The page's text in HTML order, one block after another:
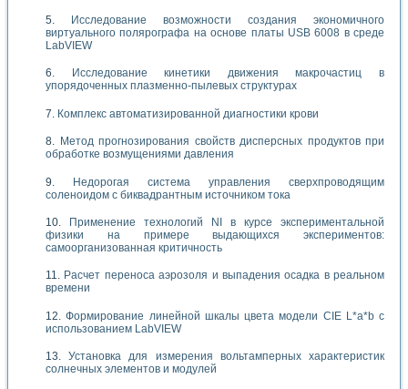
Исследование возможности создания экономичного
виртуального полярографа на основе платы USB 6008 в среде
LabVIEW
Исследование кинетики движения макрочастиц в
упорядоченных плазменно-пылевых структурах
Комплекс автоматизированной диагностики крови
Метод прогнозирования свойств дисперсных продуктов при
обработке возмущениями давления
Недорогая система управления сверхпроводящим
соленоидом с биквадрантным источником тока
Применение технологий NI в курсе экспериментальной
физики на примере выдающихся экспериментов:
самоорганизованная критичность
Расчет переноса аэрозоля и выпадения осадка в реальном
времени
Формирование линейной шкалы цвета модели CIE L*a*b с
использованием LabVIEW
Установка для измерения вольтамперных характеристик
солнечных элементов и модулей